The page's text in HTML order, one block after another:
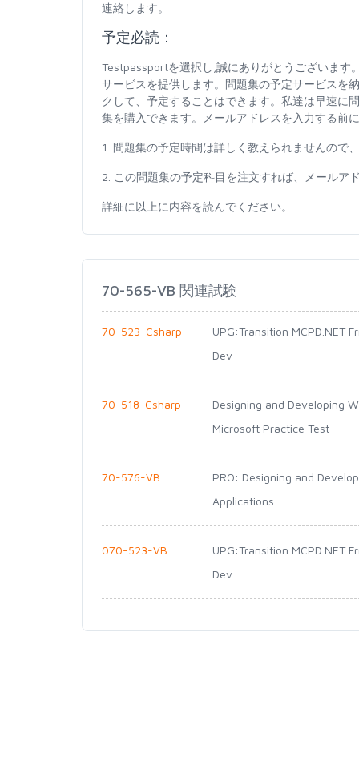
連絡します。
予定必読：
Testpassportを選択し,誠にありがとうございます
サービスを提供します。問題集の予定サービスを
クして、予定することはできます。私達は早速に
集を購入できます。メールアドレスを入力する前
1. 問題集の予定時間は詳しく教えられませんので
2. この問題集の予定科目を注文すれば、メールア
詳細に以上に内容を読んでください。
70-565-VB 関連試験
70-523-Csharp
UPG:Transition MCPD.NET
Dev
70-518-Csharp
Designing and Developing
Microsoft Practice Test
70-576-VB
PRO: Designing and
Applications
070-523-VB
UPG:Transition MCPD.NET
Dev